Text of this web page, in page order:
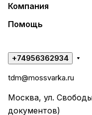
Компания
Помощь
+74956362934
tdm@mossvarka.ru
Москва, ул.
документов)